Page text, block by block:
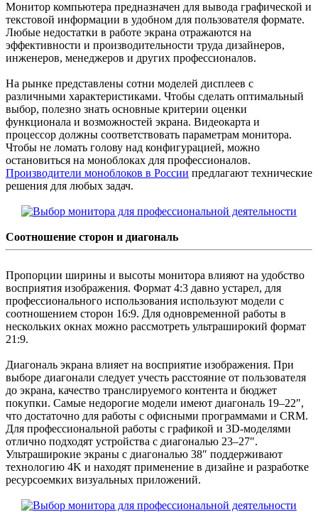
Монитор компьютера предназначен для вывода графической и
текстовой информации в удобном для пользователя формате.
Любые недостатки в работе экрана отражаются на
эффективности и производительности труда дизайнеров,
инженеров, менеджеров и других профессионалов.
На рынке представлены сотни моделей дисплеев с
различными характеристиками. Чтобы сделать оптимальный
выбор, полезно знать основные критерии оценки
функционала и возможностей экрана. Видеокарта и
процессор должны соответствовать параметрам монитора.
Чтобы не ломать голову над конфигурацией, можно
остановиться на моноблоках для профессионалов.
Производители моноблоков в России предлагают технические
решения для любых задач.
Соотношение сторон и диагональ
Пропорции ширины и высоты монитора влияют на удобство
восприятия изображения. Формат 4:3 давно устарел, для
профессионального использования используют модели с
соотношением сторон 16:9. Для одновременной работы в
нескольких окнах можно рассмотреть ультраширокий формат
21:9.
Диагональ экрана влияет на восприятие изображения. При
выборе диагонали следует учесть расстояние от пользователя
до экрана, качество транслируемого контента и бюджет
покупки. Самые недорогие модели имеют диагональ 19–22″,
что достаточно для работы с офисными программами и CRM.
Для профессиональной работы с графикой и 3D-моделями
отлично подходят устройства с диагональю 23–27″.
Ультраширокие экраны с диагональю 38″ поддерживают
технологию 4K и находят применение в дизайне и разработке
ресурсоемких визуальных приложений.